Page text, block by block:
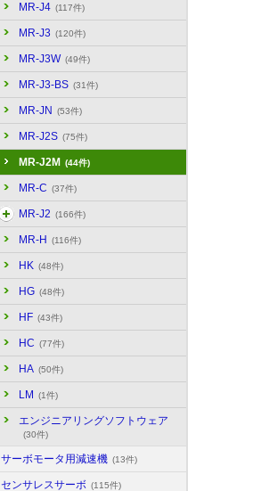
MR-J4 (117件)
MR-J3 (120件)
MR-J3W (49件)
MR-J3-BS (31件)
MR-JN (53件)
MR-J2S (75件)
MR-J2M (44件)
MR-C (37件)
MR-J2 (166件)
MR-H (116件)
HK (48件)
HG (48件)
HF (43件)
HC (77件)
HA (50件)
LM (1件)
エンジニアリングソフトウェア
(30件)
サーボモータ用減速機 (13件)
センサレスサーボ (115件)